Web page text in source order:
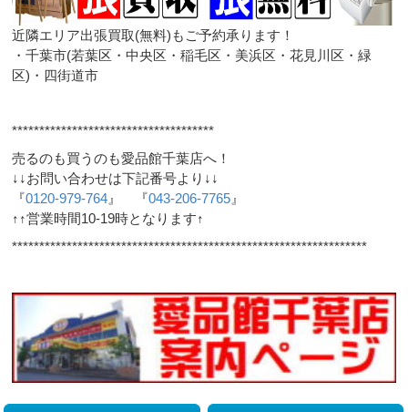
近隣エリア出張買取(無料)もご予約承ります！
・千葉市(若葉区・中央区・稲毛区・美浜区・花見川区・緑
区)・四街道市
*************************************
売るのも買うのも愛品館千葉店へ！
↓↓お問い合わせは下記番号より↓↓
『0120-979-764』 『043-206-7765』
↑↑営業時間10-19時となります↑
*****************************************************************